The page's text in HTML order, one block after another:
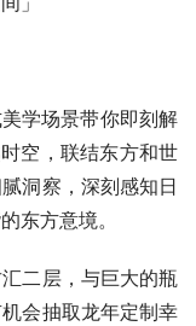
学场景带你即刻解
空，联结东方和世
洞察，深刻感知日
东方意境。
二层，与巨大的瓶
会抽取龙年定制幸